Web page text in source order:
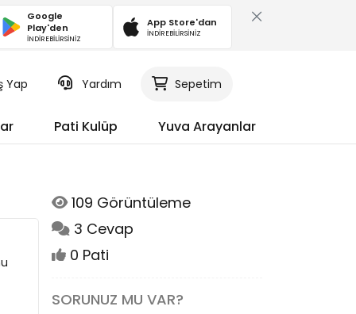
Google
Play'den
İNDİREBİLİRSİNİZ
App Store'dan
İNDİREBİLİRSİNİZ
Yap Yardım Sepetim
Pati Kulüp Yuva Arayanlar
109 Görüntüleme
3 Cevap
0 Pati
SORUNUZ MU VAR?